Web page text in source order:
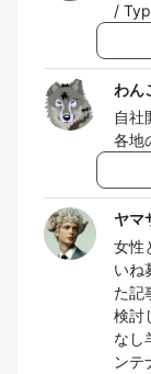
/
わん
自社
各地
ヤマ
女性
いね
た記
検討
なし
ンテ